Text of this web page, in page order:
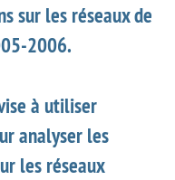
sur les réseaux de
2006.
à utiliser
analyser les
les réseaux